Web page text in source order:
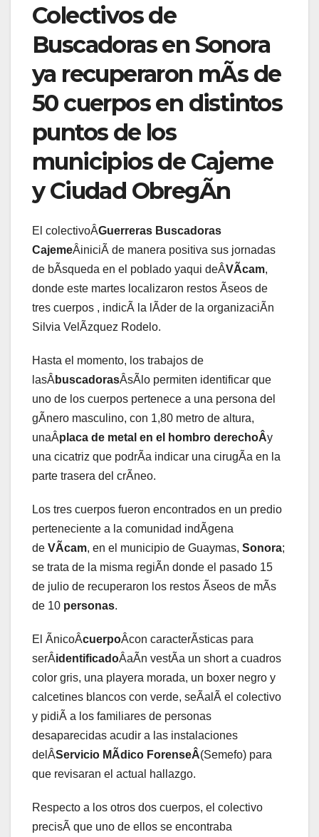
Colectivos de
Buscadoras en Sonora
ya recuperaron mÃs de
50 cuerpos en distintos
puntos de los
municipios de Cajeme
y Ciudad ObregÃn
El colectivoÂGuerreras Buscadoras
CajemeÂiniciÃ de manera positiva sus jornadas
de bÃsqueda en el poblado yaqui deÂVÃcam,
donde este martes localizaron restos Ãseos de
tres cuerpos , indicÃ la lÃder de la organizaciÃn
Silvia VelÃzquez Rodelo.
Hasta el momento, los trabajos de
lasÂ buscadorasÂsÃlo permiten identificar que
uno de los cuerpos pertenece a una persona del
gÃnero masculino, con 1,80 metro de altura,
unaÂplaca de metal en el hombro derechoÂy
una cicatriz que podrÃa indicar una cirugÃa en la
parte trasera del crÃneo.
Los tres cuerpos fueron encontrados en un predio
perteneciente a la comunidad indÃgena
de VÃcam, en el municipio de Guaymas, Sonora;
se trata de la misma regiÃn donde el pasado 15
de julio de recuperaron los restos Ãseos de mÃs
de 10 personas.
El ÃnicoÂcuerpoÂcon caracterÃsticas para
serÂidentificadoÂaÃn vestÃa un short a cuadros
color gris, una playera morada, un boxer negro y
calcetines blancos con verde, seÃalÃ el colectivo
y pidiÃ a los familiares de personas
desaparecidas acudir a las instalaciones
delÂServicio MÃdico ForenseÂ(Semefo) para
que revisaran el actual hallazgo.
Respecto a los otros dos cuerpos, el colectivo
precisÃ que uno de ellos se encontraba